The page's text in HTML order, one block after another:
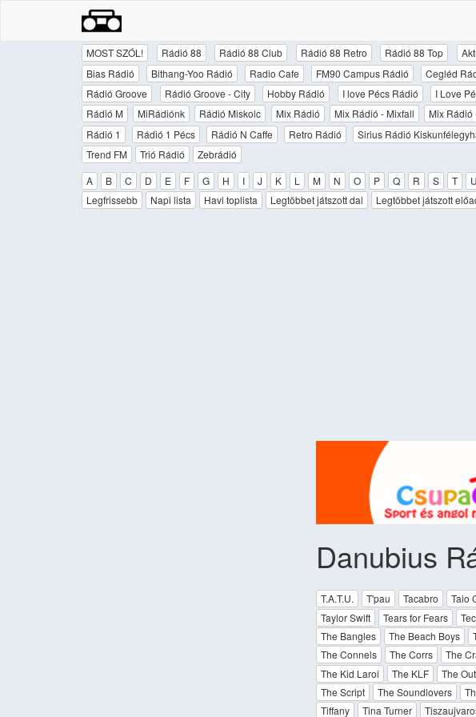
MOST SZÓL! Rádió 88 Rádió 88 Club Rádió 88 Retro Rádió 88 Top
Bias Rádió
Bithang-Yoo Rádió Radio Cafe FM90 Campus Rádió Cegléd
Rádió Groove
Rádió Groove - City Hobby Rádió I love Pécs Rádió I Love
Rádió M
MiRádiónk Rádió Miskolc Mix Rádió Mix Rádió - Mixfall Mix Rádió
Rádió 1
Rádió 1 Pécs Rádió N Caffe Retro Rádió Sirius Rádió
Trend FM
Trió Rádió
Zebrádió
A
B C D E F G H I J K L M N O P Q R S T U
Legfrissebb
Napi lista Havi toplista Legtöbbet játszott dal Legtöbbet játszott
Danubius
T.A.T.U. T'pau Tacabro Taio
Taylor Swift
Tears for Fears
The Bangles
The Beach Boys
The Connels
The Corrs The
The Kid Laroi
The KLF The
The Script
The Soundlovers
Tiffany
Tina Turner